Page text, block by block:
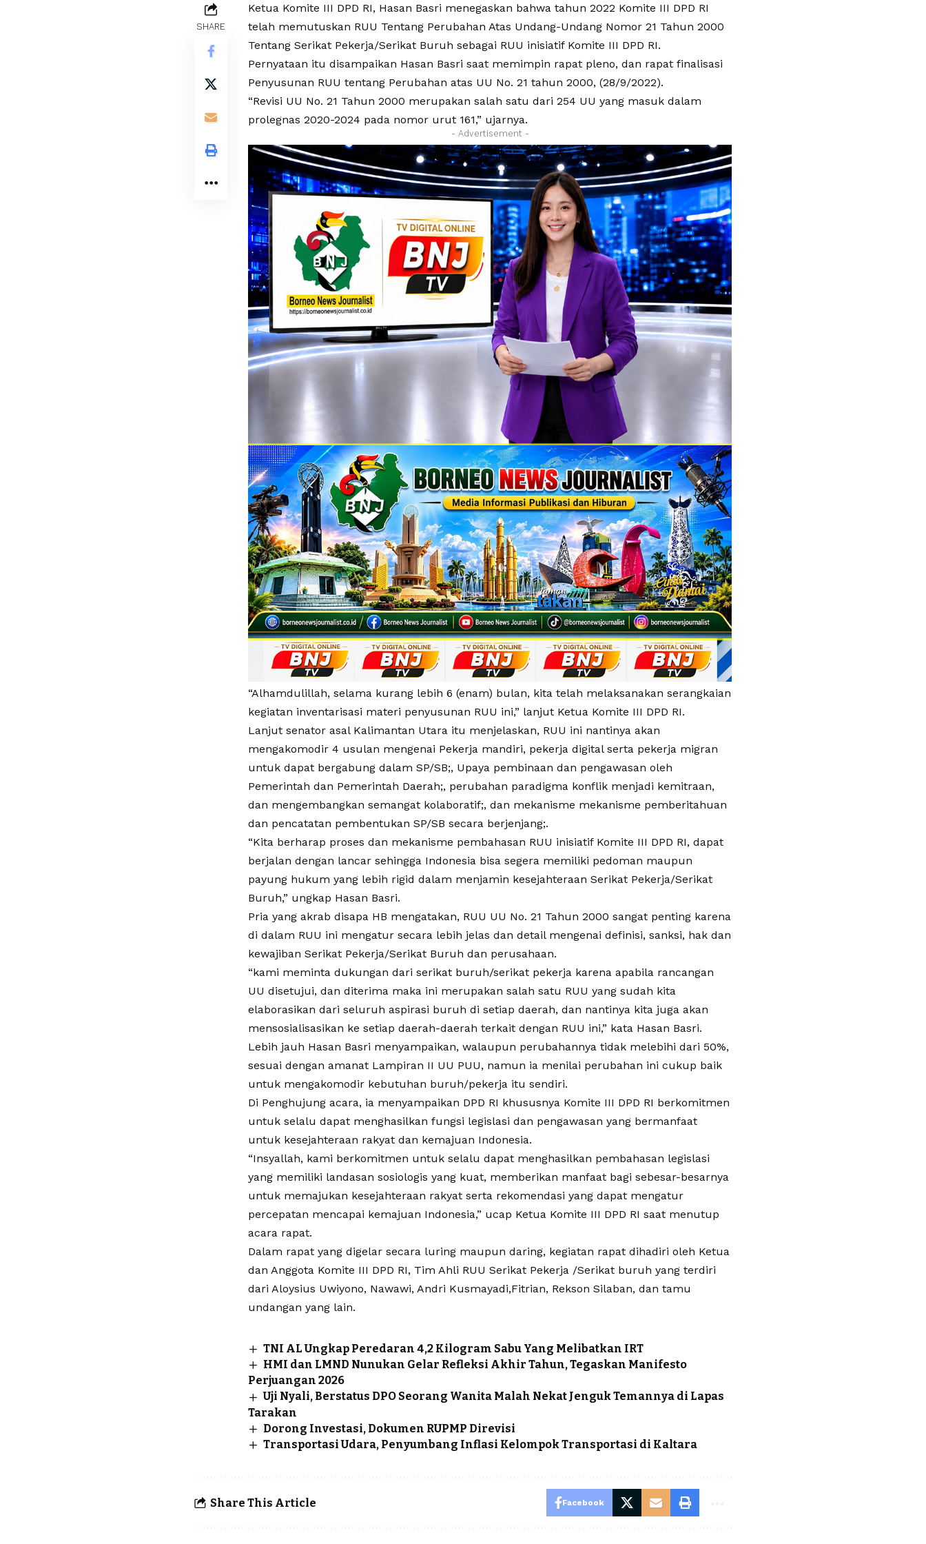
SHARE
Ketua Komite III DPD RI, Hasan Basri menegaskan bahwa tahun 2022 Komite III DPD RI
telah memutuskan RUU Tentang Perubahan Atas Undang-Undang Nomor 21 Tahun 2000
Tentang Serikat Pekerja/Serikat Buruh sebagai RUU inisiatif Komite III DPD RI.
Pernyataan itu disampaikan Hasan Basri saat memimpin rapat pleno, dan rapat finalisasi
Penyusunan RUU tentang Perubahan atas UU No. 21 tahun 2000, (28/9/2022).
“Revisi UU No. 21 Tahun 2000 merupakan salah satu dari 254 UU yang masuk dalam
prolegnas 2020-2024 pada nomor urut 161,” ujarnya.
- Advertisement -
“Alhamdulillah, selama kurang lebih 6 (enam) bulan, kita telah melaksanakan serangkaian
kegiatan inventarisasi materi penyusunan RUU ini,” lanjut Ketua Komite III DPD RI.
Lanjut senator asal Kalimantan Utara itu menjelaskan, RUU ini nantinya akan
mengakomodir 4 usulan mengenai Pekerja mandiri, pekerja digital serta pekerja migran
untuk dapat bergabung dalam SP/SB;, Upaya pembinaan dan pengawasan oleh
Pemerintah dan Pemerintah Daerah;, perubahan paradigma konflik menjadi kemitraan,
dan mengembangkan semangat kolaboratif;, dan mekanisme mekanisme pemberitahuan
dan pencatatan pembentukan SP/SB secara berjenjang;.
“Kita berharap proses dan mekanisme pembahasan RUU inisiatif Komite III DPD RI, dapat
berjalan dengan lancar sehingga Indonesia bisa segera memiliki pedoman maupun
payung hukum yang lebih rigid dalam menjamin kesejahteraan Serikat Pekerja/Serikat
Buruh,” ungkap Hasan Basri.
Pria yang akrab disapa HB mengatakan, RUU UU No. 21 Tahun 2000 sangat penting karena
di dalam RUU ini mengatur secara lebih jelas dan detail mengenai definisi, sanksi, hak dan
kewajiban Serikat Pekerja/Serikat Buruh dan perusahaan.
“kami meminta dukungan dari serikat buruh/serikat pekerja karena apabila rancangan
UU disetujui, dan diterima maka ini merupakan salah satu RUU yang sudah kita
elaborasikan dari seluruh aspirasi buruh di setiap daerah, dan nantinya kita juga akan
mensosialisasikan ke setiap daerah-daerah terkait dengan RUU ini,” kata Hasan Basri.
Lebih jauh Hasan Basri menyampaikan, walaupun perubahannya tidak melebihi dari 50%,
sesuai dengan amanat Lampiran II UU PUU, namun ia menilai perubahan ini cukup baik
untuk mengakomodir kebutuhan buruh/pekerja itu sendiri.
Di Penghujung acara, ia menyampaikan DPD RI khususnya Komite III DPD RI berkomitmen
untuk selalu dapat menghasilkan fungsi legislasi dan pengawasan yang bermanfaat
untuk kesejahteraan rakyat dan kemajuan Indonesia.
“Insyallah, kami berkomitmen untuk selalu dapat menghasilkan pembahasan legislasi
yang memiliki landasan sosiologis yang kuat, memberikan manfaat bagi sebesar-besarnya
untuk memajukan kesejahteraan rakyat serta rekomendasi yang dapat mengatur
percepatan mencapai kemajuan Indonesia,” ucap Ketua Komite III DPD RI saat menutup
acara rapat.
Dalam rapat yang digelar secara luring maupun daring, kegiatan rapat dihadiri oleh Ketua
dan Anggota Komite III DPD RI, Tim Ahli RUU Serikat Pekerja /Serikat buruh yang terdiri
dari Aloysius Uwiyono, Nawawi, Andri Kusmayadi,Fitrian, Rekson Silaban, dan tamu
undangan yang lain.
TNI AL Ungkap Peredaran 4,2 Kilogram Sabu Yang Melibatkan IRT
HMI dan LMND Nunukan Gelar Refleksi Akhir Tahun, Tegaskan Manifesto
Perjuangan 2026
Uji Nyali, Berstatus DPO Seorang Wanita Malah Nekat Jenguk Temannya di Lapas
Tarakan
Dorong Investasi, Dokumen RUPMP Direvisi
Transportasi Udara, Penyumbang Inflasi Kelompok Transportasi di Kaltara
Share This Article Facebook